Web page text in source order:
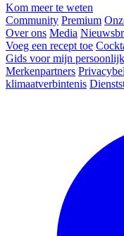
Kom meer te weten
Community Premium
Over ons Media
Voeg een recept toe
Gids voor mijn
Merkenpartners
klimaatverbintenis